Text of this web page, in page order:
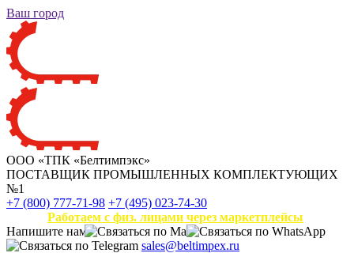
Ваш город
ООО «ТПК «Белтимпэкс»
ПОСТАВЩИК ПРОМЫШЛЕННЫХ КОМПЛЕКТУЮЩИХ
№1
+7 (800) 777-71-98 +7 (495) 023-74-30
Работаем с физ. лицами через маркетплейсы
Напишите нам
sales@beltimpex.ru